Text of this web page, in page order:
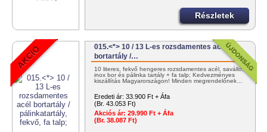
Részletek
015.<*> 10 / 13 L-es rozsdamentes acél
bortartály /…
10 literes, fekvő hengeres rozsdamentes acél, saválló,
inox bor és pálinka tartály + fa talp; Kedvezményes
kiszállítás Magyarországon! Minden megrendelőnek…
Eredeti ár: 33.900 Ft + Áfa
(Br. 43.053 Ft)
Akciós ár: 29.990 Ft + Áfa
(Br. 38.087 Ft)